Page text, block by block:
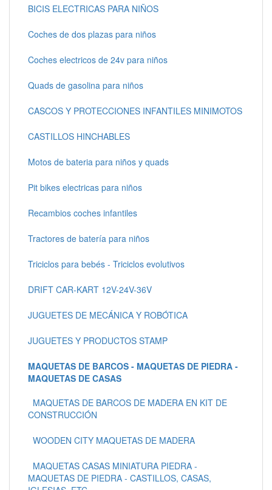
BICIS ELECTRICAS PARA NIÑOS
Coches de dos plazas para niños
Coches electricos de 24v para niños
Quads de gasolina para niños
CASCOS Y PROTECCIONES INFANTILES MINIMOTOS
CASTILLOS HINCHABLES
Motos de bateria para niños y quads
Pit bikes electricas para niños
Recambios coches infantiles
Tractores de batería para niños
Triciclos para bebés - Triciclos evolutivos
DRIFT CAR-KART 12V-24V-36V
JUGUETES DE MECÁNICA Y ROBÓTICA
JUGUETES Y PRODUCTOS STAMP
MAQUETAS DE BARCOS - MAQUETAS DE PIEDRA -
MAQUETAS DE CASAS
MAQUETAS DE BARCOS DE MADERA EN KIT DE
CONSTRUCCIÓN
WOODEN CITY MAQUETAS DE MADERA
MAQUETAS CASAS MINIATURA PIEDRA -
MAQUETAS DE PIEDRA - CASTILLOS, CASAS,